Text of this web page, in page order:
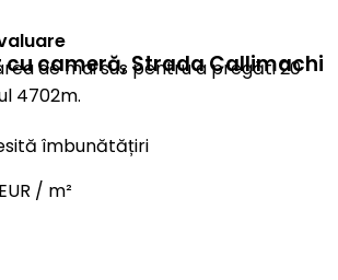
de mai sus pentru a pregăti 20
4702m.
cu cameră,Strada Callimachi
îmbunătățiri
/ m²